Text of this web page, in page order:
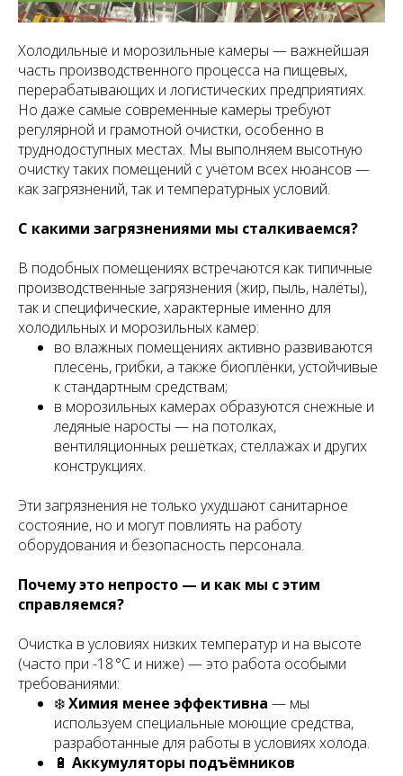
Холодильные и морозильные камеры — важнейшая
часть производственного процесса на пищевых,
перерабатывающих и логистических предприятиях.
Но даже самые современные камеры требуют
регулярной и грамотной очистки, особенно в
труднодоступных местах. Мы выполняем высотную
очистку таких помещений с учётом всех нюансов —
как загрязнений, так и температурных условий.
С какими загрязнениями мы сталкиваемся?
В подобных помещениях встречаются как типичные
производственные загрязнения (жир, пыль, налёты),
так и специфические, характерные именно для
холодильных и морозильных камер:
во влажных помещениях активно развиваются
плесень, грибки, а также биоплёнки, устойчивые
к стандартным средствам;
в морозильных камерах образуются снежные и
ледяные наросты — на потолках,
вентиляционных решётках, стеллажах и других
конструкциях.
Эти загрязнения не только ухудшают санитарное
состояние, но и могут повлиять на работу
оборудования и безопасность персонала.
Почему это непросто — и как мы с этим
справляемся?
Очистка в условиях низких температур и на высоте
(часто при -18 °C и ниже) — это работа особыми
требованиями:
❄️Химия менее эффективна — мы
используем специальные моющие средства,
разработанные для работы в условиях холода.
🔋 Аккумуляторы подъёмников